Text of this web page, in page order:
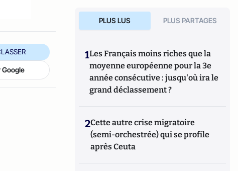
PLUS LUS PLUS PARTAGES
1Les Français moins riches que la
moyenne européenne pour la 3e
année consécutive : jusqu'où ira le
grand déclassement ?
2Cette autre crise migratoire
(semi-orchestrée) qui se profile
après Ceuta